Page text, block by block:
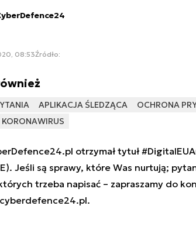
08:53Źródło:
APLIKACJA ŚLEDZĄCA OCHRONA
KORONAWIRUS
otrzymał tytuł
Jeśli są sprawy, które Was nurtują;
trzeba napisać – zapraszamy do
.